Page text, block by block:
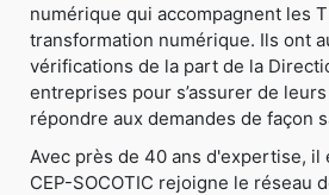
numérique qui accompagnent les
transformation numérique. Ils ont
vérifications de la part de la
entreprises pour s’assurer de
répondre aux demandes de façon
Avec près de 40 ans d'expertise,
CEP-SOCOTIC rejoigne le réseau